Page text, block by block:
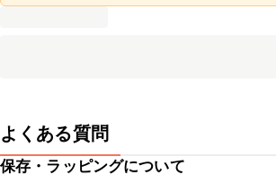
よくある質問
保存・ラッピングについて